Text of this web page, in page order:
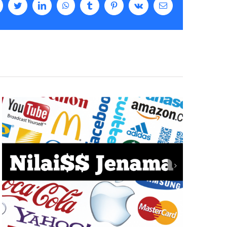
TwitterLinkedInWhatsAppTumblrPinterestVk Email